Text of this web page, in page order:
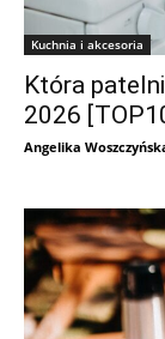
Kuchnia i akcesoria
Która
2026
Angelika